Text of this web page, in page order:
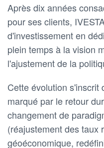
Après dix années
pour ses clients,
d'investissement en
plein temps à la vision
l'ajustement de la
Cette évolution s'inscrit
marqué par le retour
changement de
(réajustement des taux
géoéconomique,